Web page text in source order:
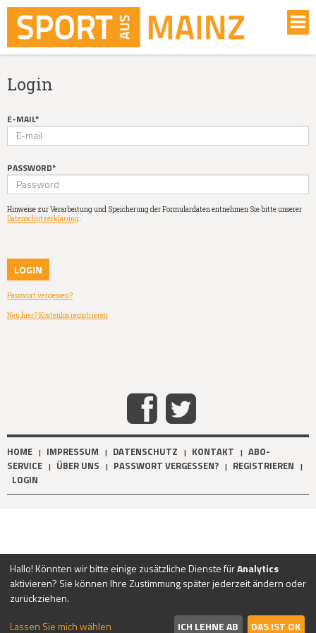
Login
E-MAIL*
PASSWORD*
Hinweise zur Verarbeitung und Speicherung der Formulardaten entnehmen Sie bitte unserer
Datenschutzerklärung.
Passwort vergessen?
Neu hier? Kostenlos registrieren
HOME | IMPRESSUM | DATENSCHUTZ | KONTAKT | ABO-
SERVICE | ÜBER UNS | PASSWORT VERGESSEN? | REGISTRIEREN |
LOGIN
Hallo! Könnten wir bitte einige zusätzliche Dienste fürAnalytics
aktivieren? Sie können Ihre Zustimmung später jederzeit ändern oder
zurückziehen.
Lassen Sie mich wählen
ICH LEHNE AB DAS IST OK